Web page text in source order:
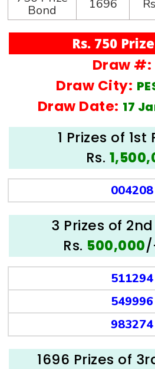
Bond 1696
Rs. 750
Draw #:
Draw City:
Draw Date: 17
1 Prizes of 1st
Rs.
004208
3 Prizes of
Rs. 500,000
511294
549996
983274
1696 Prizes of